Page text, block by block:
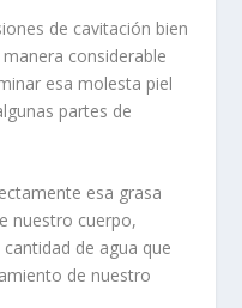
de cavitación bien
considerable
esa molesta piel
partes de
esa grasa
nuestro cuerpo,
de agua que
de nuestro